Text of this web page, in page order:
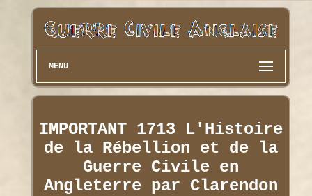
MENU
IMPORTANT 1713 L'Histoire
de la Rébellion et de la
Guerre Civile en
Angleterre par Clarendon